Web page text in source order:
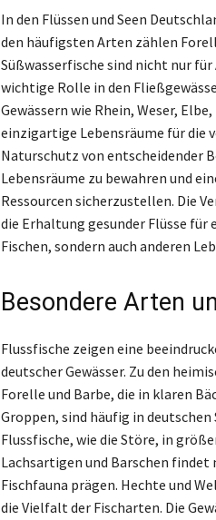
In den Flüssen und Seen
den häufigsten Arten zählen
Süßwasserfische sind nicht nur
wichtige Rolle in den
Gewässern wie Rhein, Weser,
einzigartige Lebensräume für die
Naturschutz von entscheidender
Lebensräume zu bewahren und
Ressourcen sicherzustellen. Die
die Erhaltung gesunder Flüsse
Fischen, sondern auch anderen
Besondere Arten
Flussfische zeigen eine
deutscher Gewässer. Zu den
Forelle und Barbe, die in klaren
Groppen, sind häufig in
Flussfische, wie die Störe, in
Lachsartigen und Barschen
Fischfauna prägen. Hechte und
die Vielfalt der Fischarten. Die